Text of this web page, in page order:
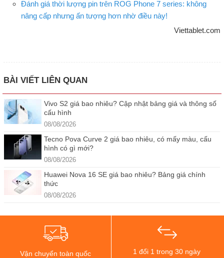
Đánh giá thời lượng pin trên ROG Phone 7 series: không
nâng cấp nhưng ấn tượng hơn nhờ điều này!
Viettablet.com
BÀI VIẾT LIÊN QUAN
Vivo S2 giá bao nhiêu? Cập nhật bảng giá và thông số
cấu hình
08/08/2026
Tecno Pova Curve 2 giá bao nhiêu, có mấy màu, cấu
hình có gì mới?
08/08/2026
Huawei Nova 16 SE giá bao nhiêu? Bảng giá chính
thức
08/08/2026
Vận chuyển toàn quốc 1 đổi 1 trong 30 ngày